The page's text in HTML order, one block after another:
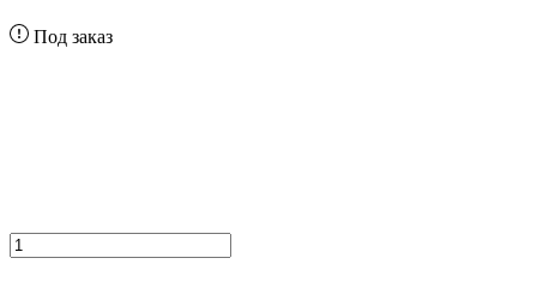
Под заказ